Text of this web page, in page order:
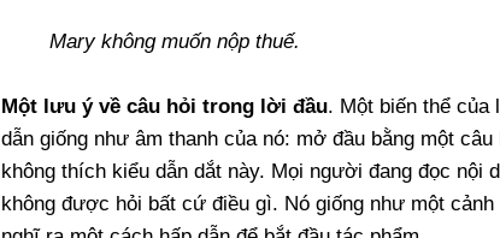
Mary không muốn nộp thuế.
Một lưu ý về câu hỏi trong lời đầu. Một biến thể của
dẫn giống như âm thanh của nó: mở đầu bằng một
không thích kiểu dẫn dắt này. Mọi người đang đọc nội
không được hỏi bất cứ điều gì. Nó giống như một